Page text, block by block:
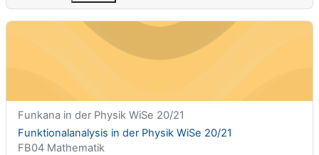
Funktionalanalysis in der Physik WiSe 20/21
Kurzer Kursname
Funkana in der Physik WiSe 20/21
Kursname
Funktionalanalysis in der Physik WiSe 20/21
Kursbereich
FB04 Mathematik